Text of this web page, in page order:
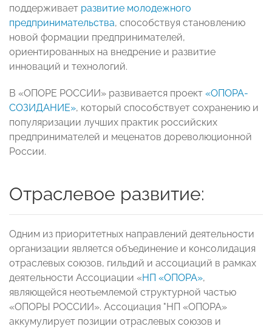
поддерживает развитие молодежного
предпринимательства, способствуя становлению
новой формации предпринимателей,
ориентированных на внедрение и развитие
инноваций и технологий.
В «ОПОРЕ РОССИИ» развивается проект «ОПОРА-
СОЗИДАНИЕ», который способствует сохранению и
популяризации лучших практик российских
предпринимателей и меценатов дореволюционной
России.
Отраслевое развитие:
Одним из приоритетных направлений деятельности
организации является объединение и консолидация
отраслевых союзов, гильдий и ассоциаций в рамках
деятельности Ассоциации «НП «ОПОРА»,
являющейся неотьемлемой структурной частью
«ОПОРЫ РОССИИ». Ассоциация "НП «ОПОРА»
аккумулирует позиции отраслевых союзов и